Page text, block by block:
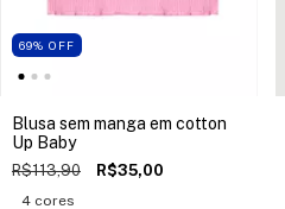
69% OFF
Blusa sem manga em cotton
Up Baby
R$113,90 R$35,00
4 cores